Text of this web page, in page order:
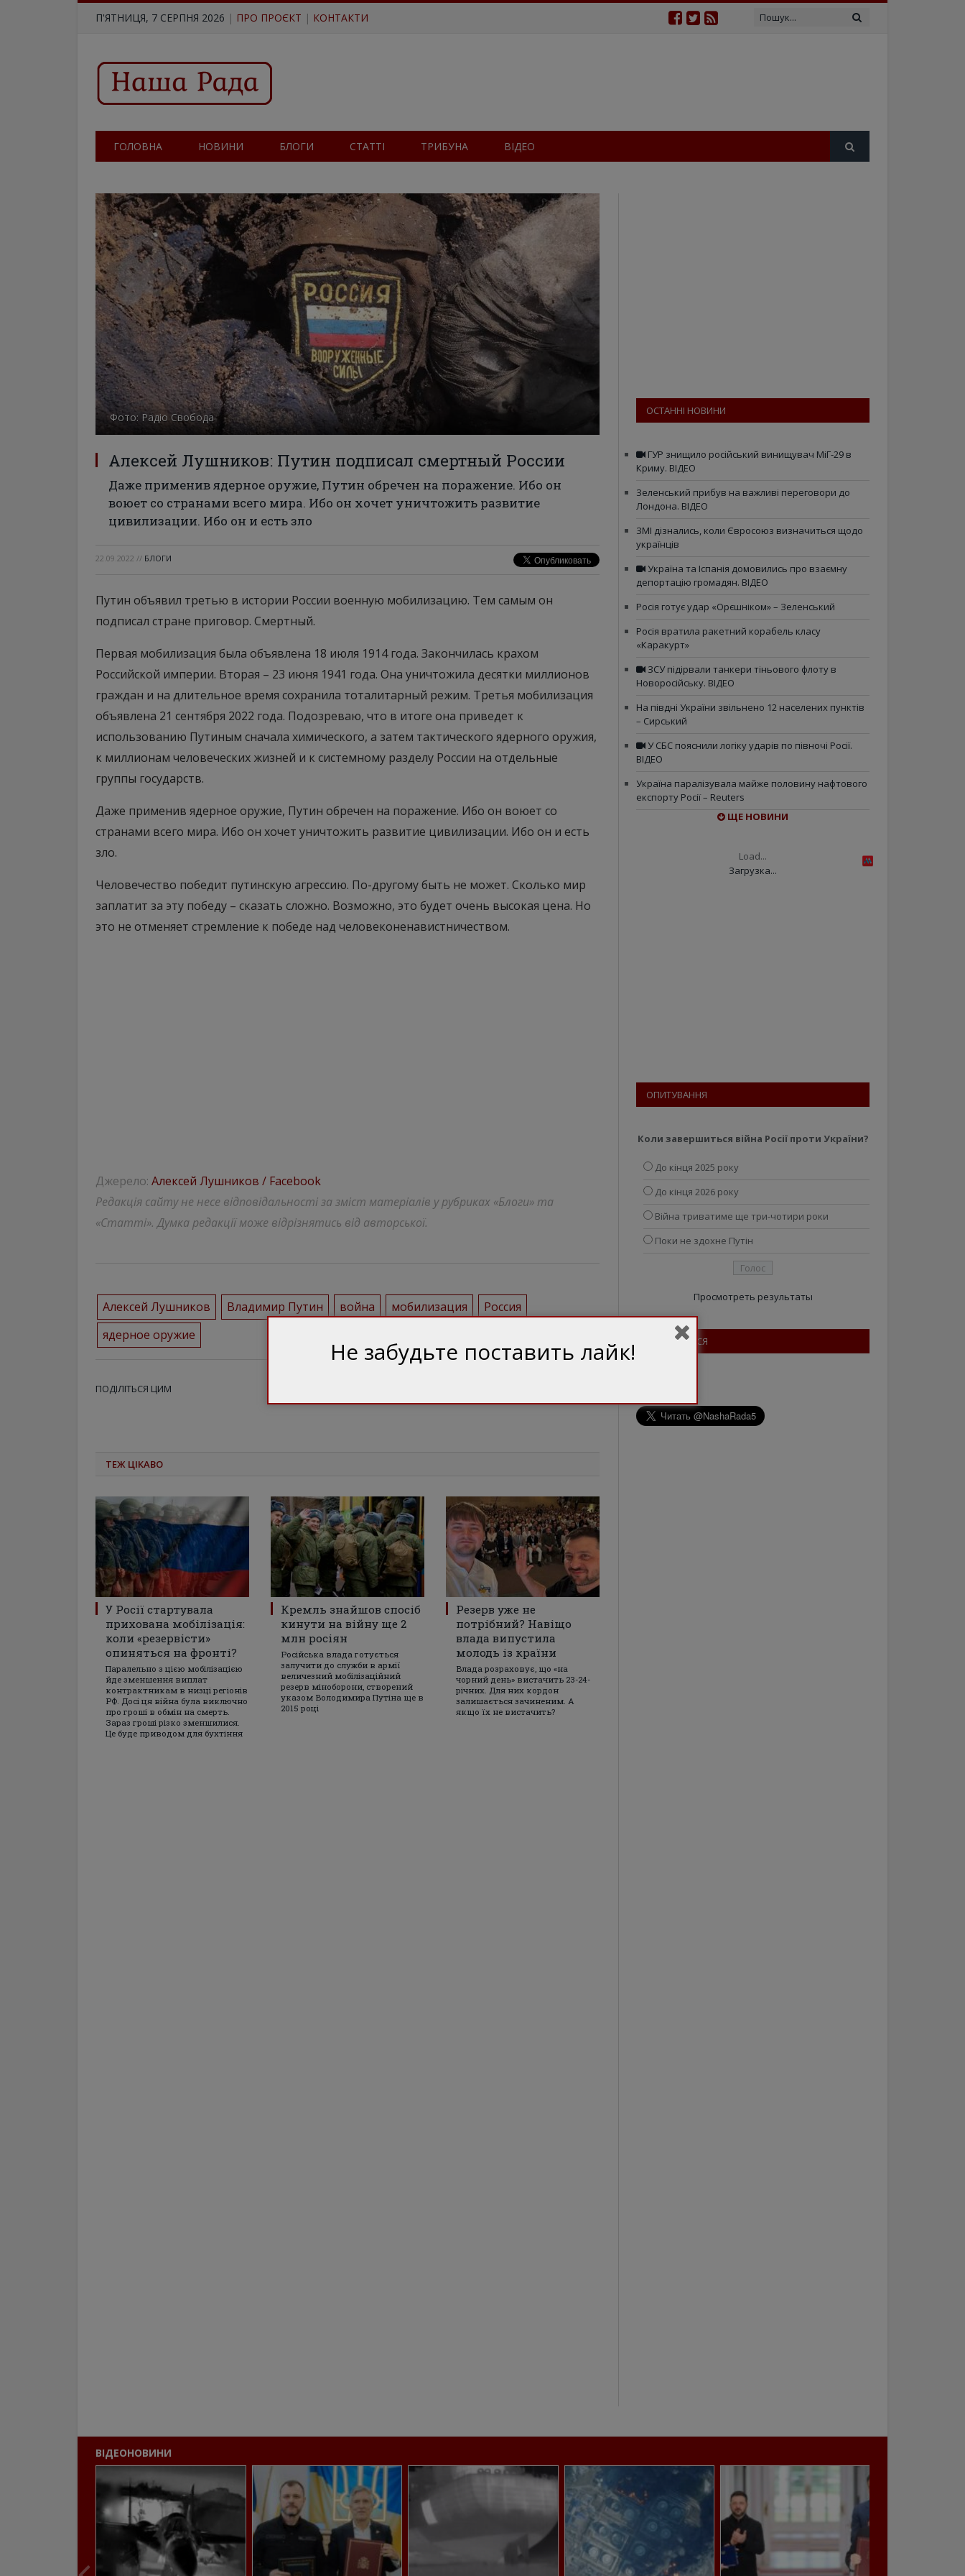
П'ЯТНИЦЯ, 7 СЕРПНЯ 2026 | ПРО ПРОЄКТ | КОНТАКТИ
ГОЛОВНА НОВИНИ БЛОГИ СТАТТІ ТРИБУНА ВІДЕО
Фото: Радіо Свобода
Алексей Лушников: Путин подписал смертный России
Даже применив ядерное оружие, Путин обречен на поражение. Ибо он
воюет со странами всего мира. Ибо он хочет уничтожить развитие
цивилизации. Ибо он и есть зло
22.09.2022 // БЛОГИ
Путин объявил третью в истории России военную мобилизацию. Тем самым он
подписал стране приговор. Смертный.
Первая мобилизация была объявлена 18 июля 1914 года. Закончилась крахом
Российской империи. Вторая – 23 июня 1941 года. Она уничтожила десятки миллионов
граждан и на длительное время сохранила тоталитарный режим. Третья мобилизация
объявлена 21 сентября 2022 года. Подозреваю, что в итоге она приведет к
использованию Путиным сначала химического, а затем тактического ядерного оружия,
к миллионам человеческих жизней и к системному разделу России на отдельные
группы государств.
Даже применив ядерное оружие, Путин обречен на поражение. Ибо он воюет со
странами всего мира. Ибо он хочет уничтожить развитие цивилизации. Ибо он и есть
зло.
Человечество победит путинскую агрессию. По-другому быть не может. Сколько мир
заплатит за эту победу – сказать сложно. Возможно, это будет очень высокая цена. Но
это не отменяет стремление к победе над человеконенавистничеством.
Джерело: Алексей Лушников / Facebook
Редакція сайту не несе відповідальності за зміст матеріалів у рубриках «Блоги» та
«Статті». Думка редакції може відрізнятись від авторської.
Алексей Лушников Владимир Путин война мобилизация
Россия
ядерное оружие
ПОДІЛІТЬСЯ ЦИМ
ТЕЖ ЦІКАВО
У Росії стартувала
прихована мобілізація:
коли «резервісти»
опиняться на фронті?
Паралельно з цією мобілізацією
йде зменшення виплат
контрактникам в низці регіонів
РФ. Досі ця війна була виключно
про гроші в обмін на смерть.
Зараз гроші різко зменшилися.
Це буде приводом для бухтіння
Кремль знайшов спосіб
кинути на війну ще 2
млн росіян
Російська влада готується
залучити до служби в армії
величезний мобілізаційний
резерв міноборони, створений
указом Володимира Путіна ще в
2015 році
Резерв уже не
потрібний? Навіщо
влада випустила
молодь із країни
Влада розраховує, що «на
чорний день» вистачить 23-24-
річних. Для них кордон
залишається зачиненим. А
якщо їх не вистачить?
ОСТАННІ НОВИНИ
ГУР знищило російський винищувач МіГ-29 в
Криму. ВІДЕО
Зеленський прибув на важливі переговори до
Лондона. ВІДЕО
ЗМІ дізнались, коли Євросоюз визначиться щодо
українців
Україна та Іспанія домовились про взаємну
депортацію громадян. ВІДЕО
Росія готує удар «Орєшніком» – Зеленський
Росія вратила ракетний корабель класу
«Каракурт»
ЗСУ підірвали танкери тіньового флоту в
Новоросійську. ВІДЕО
На півдні України звільнено 12 населених пунктів
– Сирський
У СБС пояснили логіку ударів по півночі Росії.
ВІДЕО
Україна паралізувала майже половину нафтового
експорту Росії – Reuters
ЩЕ НОВИНИ
Load...
Загрузка...
ОПИТУВАННЯ
Коли завершиться війна Росії проти України?
До кінця 2025 року
До кінця 2026 року
Війна триватиме ще три-чотири роки
Поки не здохне Путін
Просмотреть результаты
ПІДПИШІТЬСЯ
ВІДЕОНОВИНИ
Не забудьте поставить лайк!